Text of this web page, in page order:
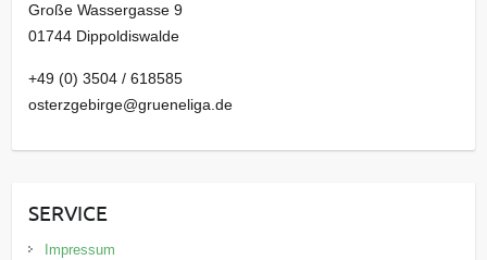
Große Wassergasse 9
01744 Dippoldiswalde
+49 (0) 3504 / 618585
osterzgebirge@grueneliga.de
SERVICE
Impressum